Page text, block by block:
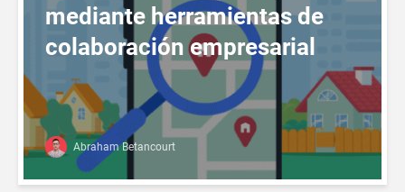
mediante herramientas de
colaboración empresarial
Abraham Betancourt